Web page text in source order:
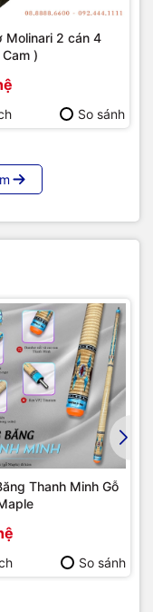
Molinari 2 cán 4
)
So sánh
Thanh Minh Gỗ
So sánh